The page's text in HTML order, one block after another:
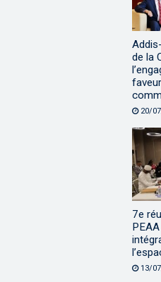
de la
20/
7e
13/